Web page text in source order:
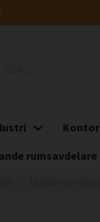
Kontor
rumsavdelare